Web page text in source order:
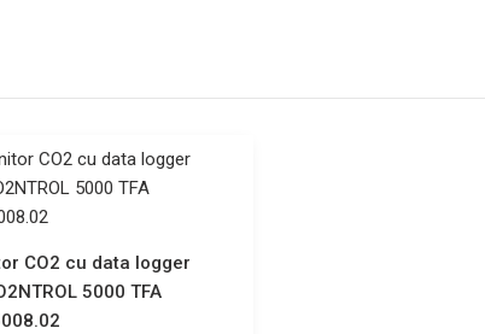
CO2 cu data logger
5000 TFA